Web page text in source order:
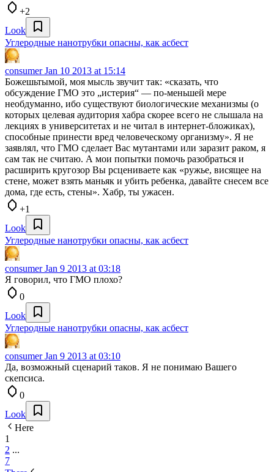
+2
Look
Углеродные нанотрубки опасны, как асбест
consumerJan 10 2013 at 15:14
Божешьтымой, моя мысль звучит так: «сказать, что
обсуждение ГМО это „истерия“ — по-меньшей мере
необдуманно, ибо существуют биологические механизмы (о
которых целевая аудитория хабра скорее всего не слышала на
лекциях в университетах и не читал в интернет-бложиках),
способные принести вред человеческому организму». Я не
заявлял, что ГМО сделает Вас мутантами или заразит раком, я
сам так не считаю. А мои попытки помочь разобраться и
расширить кругозор Вы рсцениваете как «ружье, висящее на
стене, может взять маньяк и убить ребенка, давайте снесем все
дома, где есть, стены». Хабр, ты ужасен.
+1
Look
Углеродные нанотрубки опасны, как асбест
consumerJan 9 2013 at 03:18
Я говорил, что ГМО плохо?
0
Look
Углеродные нанотрубки опасны, как асбест
consumerJan 9 2013 at 03:10
Да, возможный сценарий таков. Я не понимаю Вашего
скепсиса.
0
Look
Here
1
2 ...
7